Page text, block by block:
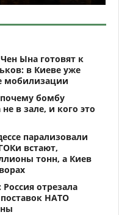
Ына готовят к
в Киеве уже
мобилизации
бомбу
в зале, и кого это
парализовали
встают,
тонн, а Киев
отрезала
НАТО